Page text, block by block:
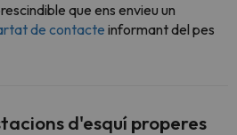
que ens envieu un
de contacteinformant del pes
d'esquí properes